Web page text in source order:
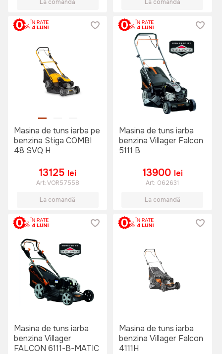
La comandă La comandă
Masina de tuns iarba pe
benzina Stiga COMBI
48 SVQ H
13125 lei
Art:VOR57558
La comandă
Masina de tuns iarba
benzina Villager Falcon
5111 B
13900 lei
Art: 062631
La comandă
Masina de tuns iarba
benzina Villager
FALCON 6111-B-MATIC
Masina de tuns iarba
benzina Villager Falcon
4111H